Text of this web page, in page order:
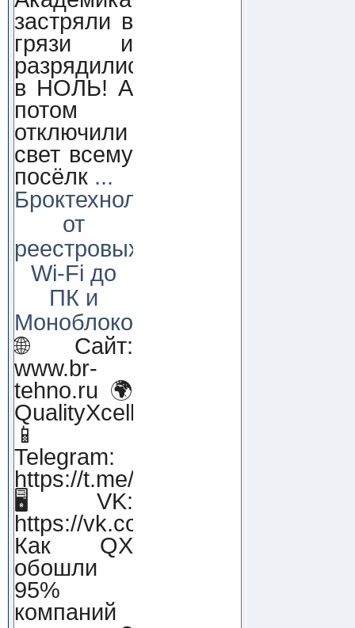
застряли в
грязи и
разрядились
в НОЛЬ! А
потом
отключили
свет всему
посёлк ...
Броктехнолоджи:
от
реестровых
Wi-Fi до
ПК и
Моноблоков!
🌐 Сайт:
www.br-
tehno.ru 🌍
QualityXcellence.ru
📱
Telegram:
https://t.me/qx_lab_IT
🖥 VK:
https://vk.com/qualityxcellenc
Как QX
обошли
95%
компаний